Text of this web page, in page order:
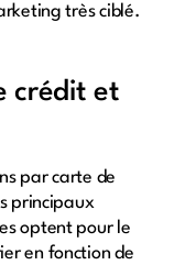
très ciblé.
crédit et
par carte de
principaux
optent pour le
en fonction de